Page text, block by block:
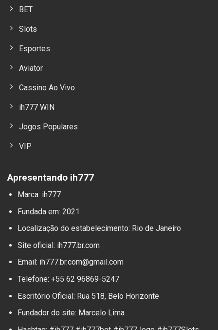
BET
Slots
Esportes
Aviator
Cassino Ao Vivo
ih777 WIN
Jogos Populares
VIP
Apresentando ih777
Marca: ih777
Fundada em: 2021
Localização do estabelecimento: Rio de Janeiro
Site oficial: ih777.br.com
Email: ih777.br.com@gmail.com
Telefone: +55 62 96869-5247
Escritório Oficial: Rua 518, Belo Horizonte
Fundador do site: Marcelo Lima